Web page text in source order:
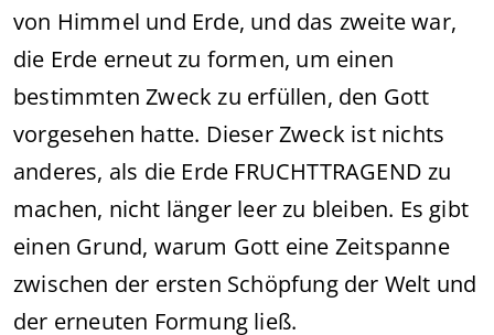
von Himmel und Erde, und das zweite war,
die Erde erneut zu formen, um einen
bestimmten Zweck zu erfüllen, den Gott
vorgesehen hatte. Dieser Zweck ist nichts
anderes, als die Erde FRUCHTTRAGEND zu
machen, nicht länger leer zu bleiben. Es gibt
einen Grund, warum Gott eine Zeitspanne
zwischen der ersten Schöpfung der Welt und
der erneuten Formung ließ.